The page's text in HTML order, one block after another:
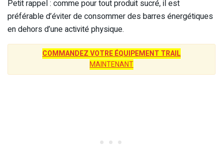
Petit rappel : comme pour tout produit sucré, il est
préférable d’éviter de consommer des barres énergétiques
en dehors d’une activité physique.
COMMANDEZ VOTRE ÉQUIPEMENT TRAIL
MAINTENANT